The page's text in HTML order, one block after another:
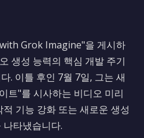
Grok Imagine"을 게시하
생성 능력의 핵심 개발 주기
. 이틀 후인 7월 7일, 그는 새
트"를 시사하는 비디오 미리
기능 강화 또는 새로운 생성
타냈습니다.